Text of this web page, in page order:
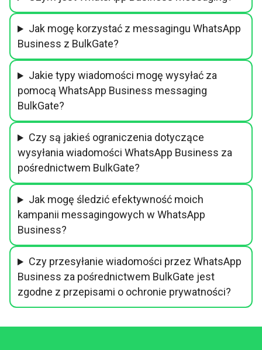
Jak mogę korzystać z messagingu WhatsApp
Business z BulkGate?
Jakie typy wiadomości mogę wysyłać za
pomocą WhatsApp Business messaging
BulkGate?
Czy są jakieś ograniczenia dotyczące
wysyłania wiadomości WhatsApp Business za
pośrednictwem BulkGate?
Jak mogę śledzić efektywność moich
kampanii messagingowych w WhatsApp
Business?
Czy przesyłanie wiadomości przez WhatsApp
Business za pośrednictwem BulkGate jest
zgodne z przepisami o ochronie prywatności?